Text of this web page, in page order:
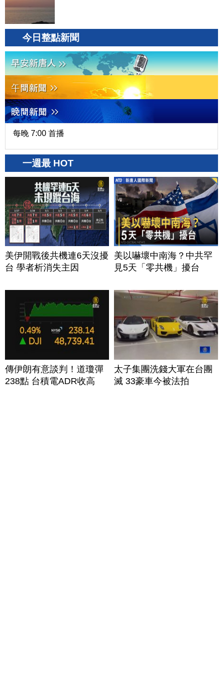
今日整點新聞
每晚 7:00 首播
一週最 HOT
美伊開戰後共機連6天沒擾
台 學者析消失主因
美以嚇壞中南海？中共罕
見5天「零共機」擾台
傳伊朗有意談判！道瓊彈
238點 台積電ADR收高
太子集團洗錢大軍在台團
滅 33豪車今被法拍